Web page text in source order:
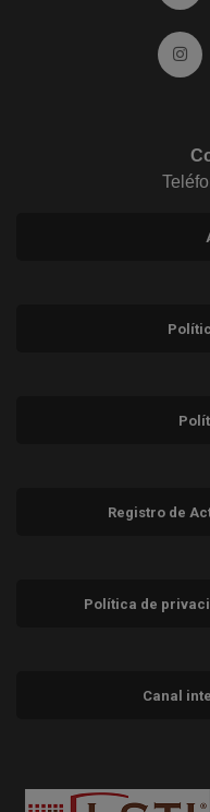
Ir
Registro de
Política de
Canal